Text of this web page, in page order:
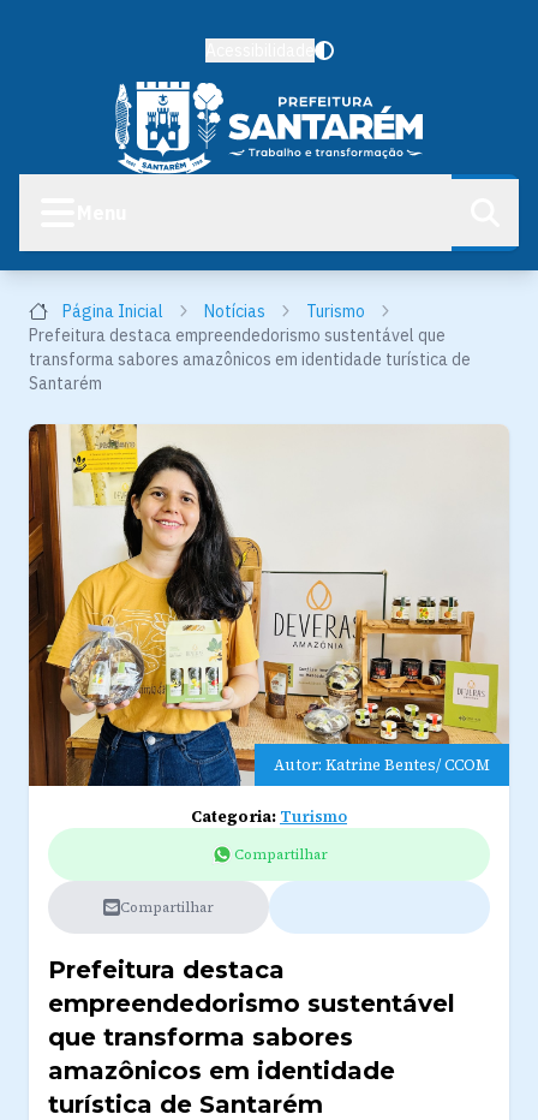
Página Inicial Notícias
Turismo
Prefeitura destaca empreendedorismo sustentável que
transforma sabores amazônicos em identidade turística de
Santarém
Autor: Katrine Bentes/ CCOM
Categoria: Turismo
Compartilhar
Compartilhar
Prefeitura destaca
empreendedorismo sustentável
que transforma sabores
amazônicos em identidade
turística de Santarém